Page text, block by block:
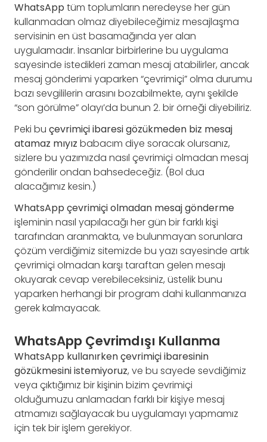
WhatsApp tüm toplumların neredeyse her gün
kullanmadan olmaz diyebileceğimiz mesajlaşma
servisinin en üst basamağında yer alan
uygulamadır. İnsanlar birbirlerine bu uygulama
sayesinde istedikleri zaman mesaj atabilirler, ancak
mesaj gönderimi yaparken “çevrimiçi” olma durumu
bazı sevgililerin arasını bozabilmekte, aynı şekilde
“son görülme” olayı’da bunun 2. bir örneği diyebiliriz.
Peki bu çevrimiçi ibaresi gözükmeden biz mesaj
atamaz mıyız babacım diye soracak olursanız,
sizlere bu yazımızda nasıl çevrimiçi olmadan mesaj
gönderilir ondan bahsedeceğiz. (Bol dua
alacağımız kesin.)
WhatsApp çevrimiçi olmadan mesaj gönderme
işleminin nasıl yapılacağı her gün bir farklı kişi
tarafından aranmakta, ve bulunmayan sorunlara
çözüm verdiğimiz sitemizde bu yazı sayesinde artık
çevrimiçi olmadan karşı taraftan gelen mesajı
okuyarak cevap verebileceksiniz, üstelik bunu
yaparken herhangi bir program dahi kullanmanıza
gerek kalmayacak.
WhatsApp Çevrimdışı Kullanma
WhatsApp kullanırken çevrimiçi ibaresinin
gözükmesini istemiyoruz, ve bu sayede sevdiğimiz
veya çıktığımız bir kişinin bizim çevrimiçi
olduğumuzu anlamadan farklı bir kişiye mesaj
atmamızı sağlayacak bu uygulamayı yapmamız
için tek bir işlem gerekiyor.